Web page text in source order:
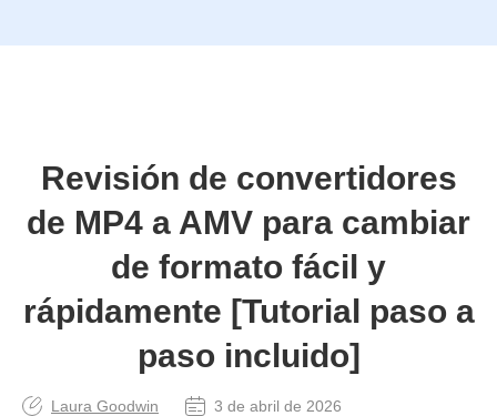
Revisión de convertidores
de MP4 a AMV para cambiar
de formato fácil y
rápidamente [Tutorial paso a
paso incluido]
Laura Goodwin
3 de abril de 2026